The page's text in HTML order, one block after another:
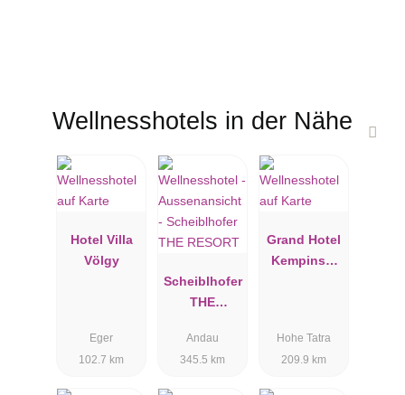
Wellnesshotels in der Nähe
Hotel Villa
Völgy
Eger
102.7 km
Scheiblhofer
THE
Andau
345.5 km
Grand Hotel
Kempinski
Hohe Tatra
209.9 km